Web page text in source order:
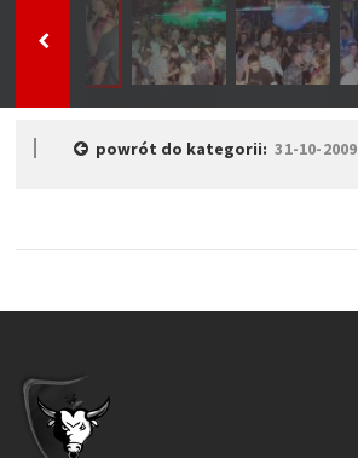
powrót do kategorii:31-10-2009